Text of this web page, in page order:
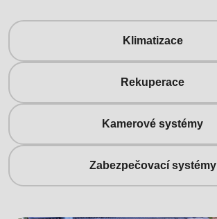
Klimatizace
Rekuperace
Kamerové systémy
Zabezpečovací systémy